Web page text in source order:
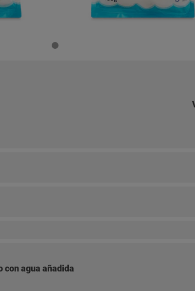
con agua añadida